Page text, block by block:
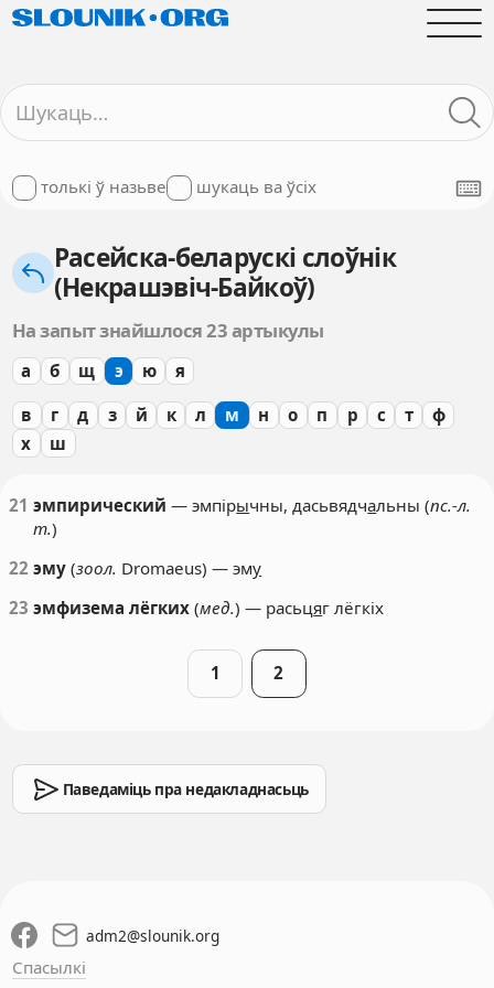
толькі ў назьве шукаць ва ўсіх
Расейска-беларускі слоўнік
(Некрашэвіч-Байкоў)
На запыт знайшлося 23 артыкулы
а б щ э ю я
в г д з й к л м н о п р с т
ф
х
ш
21 эмпирический — эмпірычны, дасьвядчальны (пс.-л.
т.)
22 эму (зоол. Dromaeus) — эму
23 эмфизема лёгких (мед.) — расьцяг лёгкіх
1 2
Паведаміць пра недакладнасьць
adm2@slounik.org
Спасылкі